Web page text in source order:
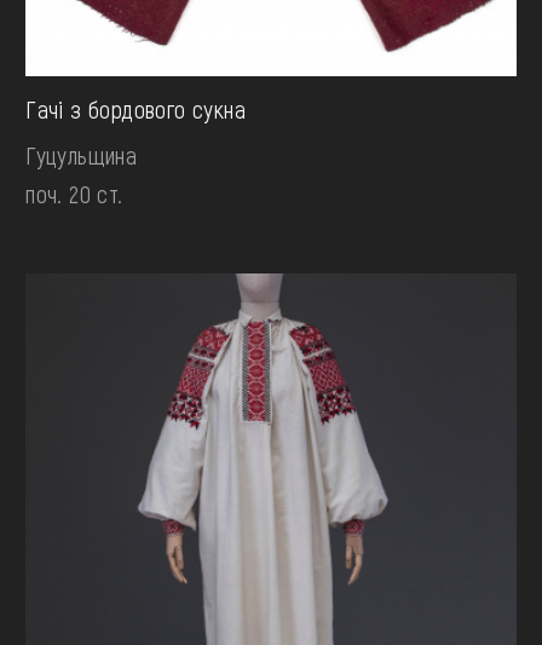
Гачі з бордового сукна
Гуцульщина
поч. 20 ст.